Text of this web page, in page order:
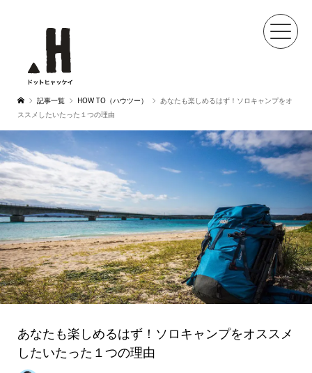
記事一覧 HOW TO（ハウツー）
あなたも楽しめるはず！ソロキャンプをオ
ススメしたいたった１つの理由
あなたも楽しめるはず！ソロキャンプをオススメ
したいたった１つの理由